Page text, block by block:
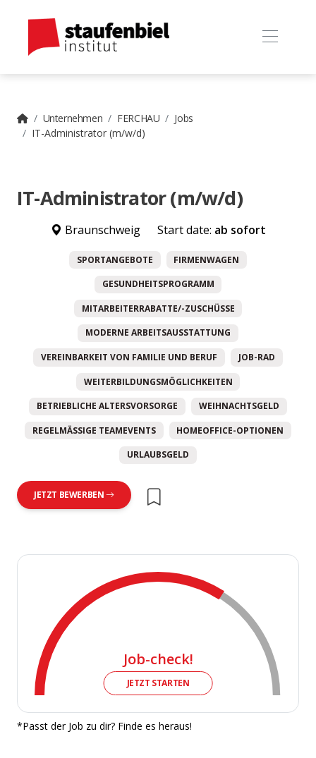
Unternehmen FERCHAU
Jobs
IT-Administrator (m/w/d)
IT-Administrator (m/w/d)
Braunschweig Start date: ab sofort
SPORTANGEBOTE FIRMENWAGEN
GESUNDHEITSPROGRAMM
MITARBEITERRABATTE/-ZUSCHÜSSE
MODERNE ARBEITSAUSSTATTUNG
VEREINBARKEIT VON FAMILIE UND BERUF JOB-RAD
WEITERBILDUNGSMÖGLICHKEITEN
BETRIEBLICHE ALTERSVORSORGE WEIHNACHTSGELD
REGELMÄSSIGE TEAMEVENTS HOMEOFFICE-OPTIONEN
URLAUBSGELD
JETZT BEWERBEN
Job-check!
JETZT STARTEN
*Passt der Job zu dir? Finde es heraus!